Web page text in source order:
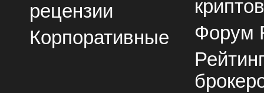
рецензии
Корпоративные
Форум